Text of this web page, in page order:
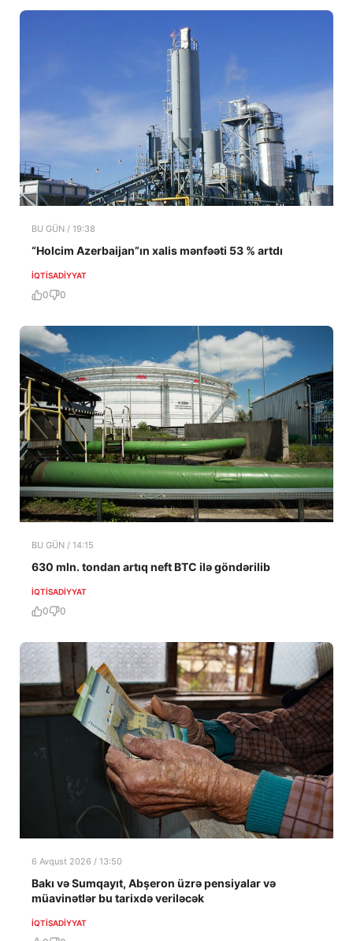
BU GÜN / 19:38
“Holcim Azerbaijan”ın xalis mənfəəti 53 % artdı
İQTISADIYYAT
0 0
BU GÜN / 14:15
630 mln. tondan artıq neft BTC ilə göndərilib
İQTISADIYYAT
0 0
6 Avqust 2026 / 13:50
Bakı və Sumqayıt, Abşeron üzrə pensiyalar və
müavinətlər bu tarixdə veriləcək
İQTISADIYYAT